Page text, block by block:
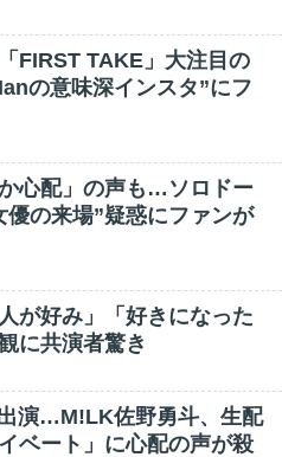
FIRST TAKE」大注目の
の意味深インスタ”にフ
心配」の声も…ソロドー
の来場”疑惑にファンが
が好み」「好きになった
に共演者驚き
演…M!LK佐野勇斗、生配
ベート」に心配の声が殺